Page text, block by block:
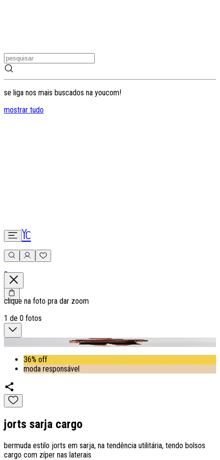
se liga nos mais buscados na youcom!
mostrar tudo
0
clique na foto pra dar zoom
1 de 0 fotos
36% off
moda responsável
jorts sarja cargo
bermuda estilo jorts em sarja, na tendência utilitária, tendo bolsos
cargo com zíper nas laterais